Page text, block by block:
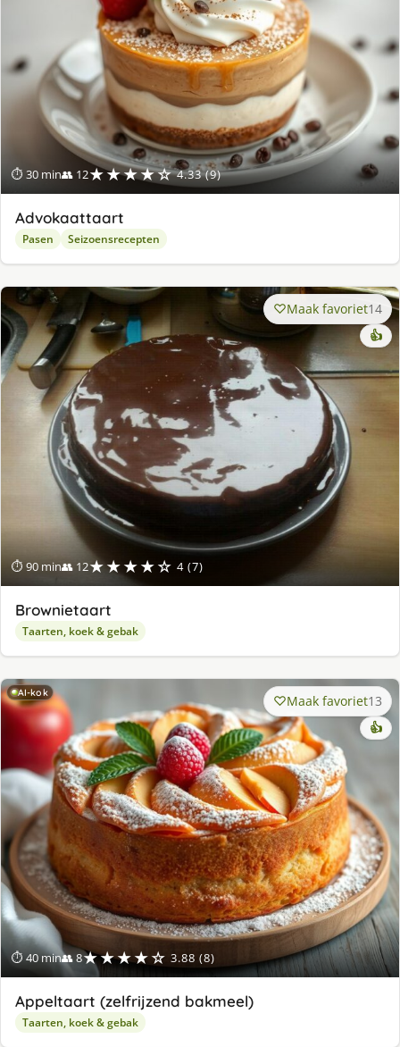
⏱ 30 min👥 12★★★★☆ 4.33 (9)
Advokaattaart
Pasen Seizoensrecepten
⏱ 90 min👥 12★★★★☆ 4 (7)
Maak favoriet14
👍
Brownietaart
Taarten, koek & gebak
AI-kok
⏱ 40 min👥 8★★★★☆ 3.88 (8)
Maak favoriet13
👍
Appeltaart (zelfrijzend bakmeel)
Taarten, koek & gebak